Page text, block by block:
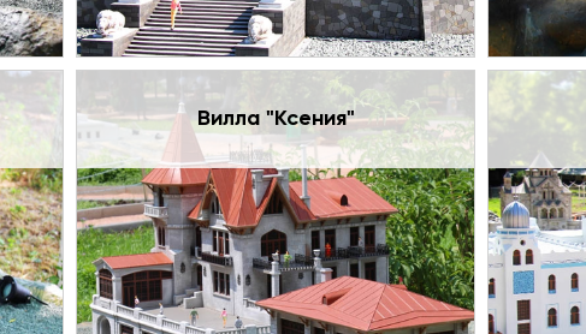
Вилла "Ксения"